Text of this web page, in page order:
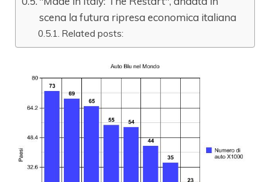
scena la futura ripresa economica italiana
Related posts: